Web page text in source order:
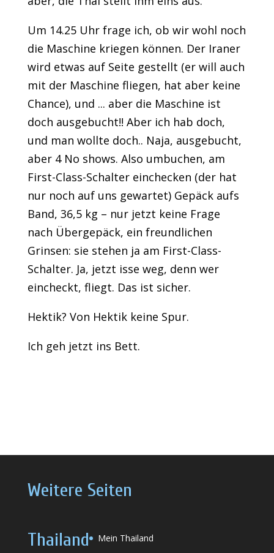
Um 14.25 Uhr frage ich, ob wir wohl noch
die Maschine kriegen können. Der Iraner
wird etwas auf Seite gestellt (er will auch
mit der Maschine fliegen, hat aber keine
Chance), und ... aber die Maschine ist
doch ausgebucht!! Aber ich hab doch,
und man wollte doch.. Naja, ausgebucht,
aber 4 No shows. Also umbuchen, am
First-Class-Schalter einchecken (der hat
nur noch auf uns gewartet) Gepäck aufs
Band, 36,5 kg – nur jetzt keine Frage
nach Übergepäck, ein freundlichen
Grinsen: sie stehen ja am First-Class-
Schalter. Ja, jetzt isse weg, denn wer
eincheckt, fliegt. Das ist sicher.
Hektik? Von Hektik keine Spur.
Ich geh jetzt ins Bett.
Weitere Seiten
Thailand Mein Thailand